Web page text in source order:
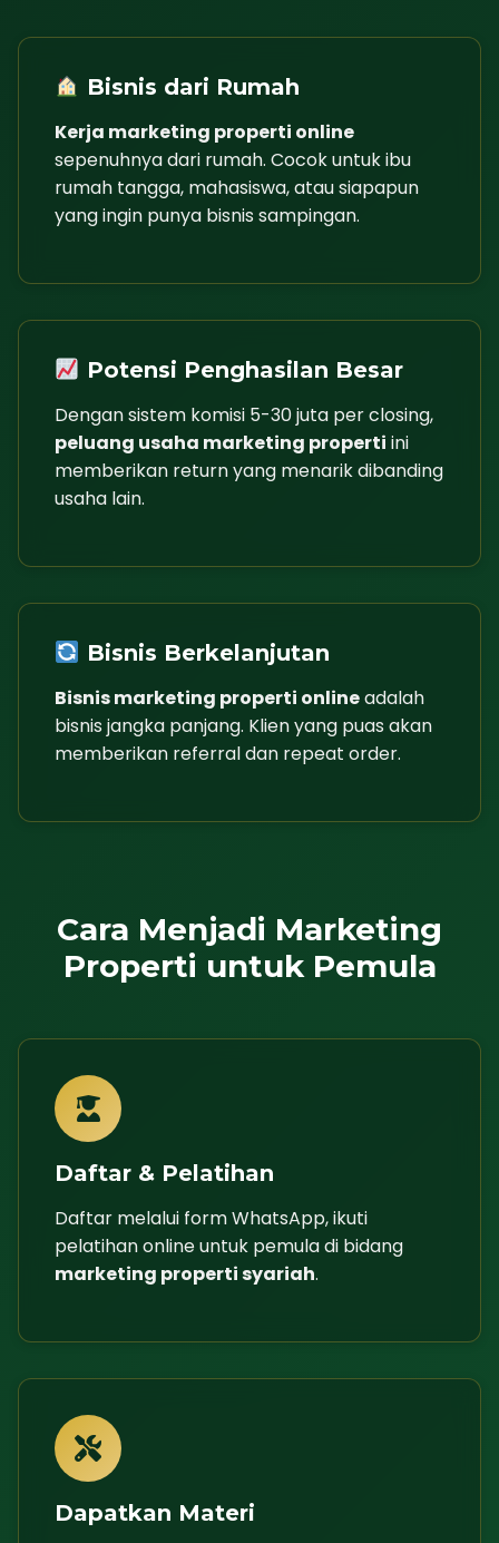
Bisnis dari Rumah
Kerja marketing properti online
sepenuhnya dari rumah. Cocok untuk ibu
rumah tangga, mahasiswa, atau siapapun
yang ingin punya bisnis sampingan.
Potensi Penghasilan Besar
Dengan sistem komisi 5-30 juta per closing,
peluang usaha marketing properti ini
memberikan return yang menarik dibanding
usaha lain.
Bisnis Berkelanjutan
Bisnis marketing properti onlineadalah
bisnis jangka panjang. Klien yang puas akan
memberikan referral dan repeat order.
Cara Menjadi Marketing
Properti untuk Pemula
Daftar & Pelatihan
Daftar melalui form WhatsApp, ikuti
pelatihan online untuk pemula di bidang
marketing properti syariah.
Dapatkan Materi